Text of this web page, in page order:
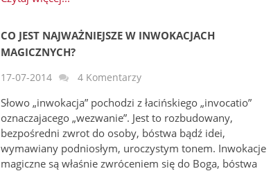
CO JEST NAJWAŻNIEJSZE W INWOKACJACH
MAGICZNYCH?
17-07-2014 4 Komentarzy
Słowo „inwokacja” pochodzi z łacińskiego „invocatio”
oznaczajacego „wezwanie”. Jest to rozbudowany,
bezpośredni zwrot do osoby, bóstwa bądź idei,
wymawiany podniosłym, uroczystym tonem. Inwokacje
magiczne są właśnie zwróceniem się do Boga, bóstwa